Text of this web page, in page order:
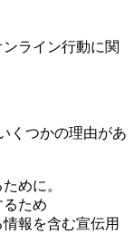
ライン行動に関
くつかの理由があ
めに。
ため
報を含む宣伝用